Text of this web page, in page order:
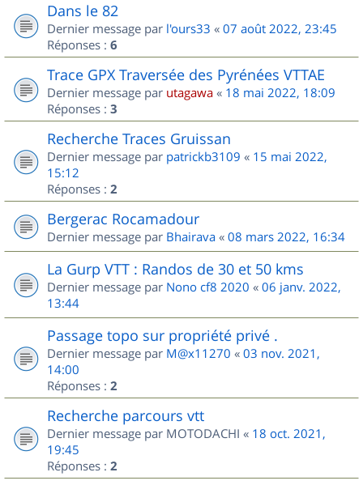
Dans le 82
Dernier message par l'ours33 « 07 août 2022, 23:45
Réponses : 6
Trace GPX Traversée des Pyrénées VTTAE
Dernier message par utagawa « 18 mai 2022, 18:09
Réponses : 3
Recherche Traces Gruissan
Dernier message par patrickb3109 « 15 mai 2022,
15:12
Réponses : 2
Bergerac Rocamadour
Dernier message par Bhairava « 08 mars 2022, 16:34
La Gurp VTT : Randos de 30 et 50 kms
Dernier message par Nono cf8 2020 « 06 janv. 2022,
13:44
Passage topo sur propriété privé .
Dernier message par M@x11270 « 03 nov. 2021,
14:00
Réponses : 2
Recherche parcours vtt
Dernier message par MOTODACHI « 18 oct. 2021,
19:45
Réponses : 2